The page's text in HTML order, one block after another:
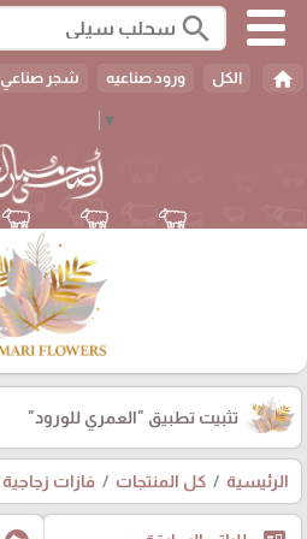
▼
search
home الكل ورود صناعيه شجر صناعي
تثبيت تطبيق "العمري للورود"
الرئيسية كل المنتجات فازات زجاجية